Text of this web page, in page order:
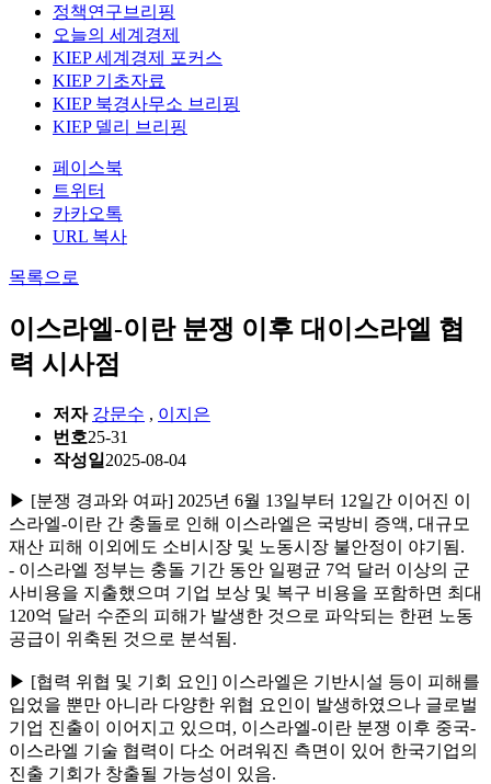
정책연구브리핑
오늘의 세계경제
KIEP 세계경제 포커스
KIEP 기초자료
KIEP 북경사무소 브리핑
KIEP 델리 브리핑
페이스북
트위터
카카오톡
URL 복사
목록으로
이스라엘-이란 분쟁 이후 대이스라엘 협
력 시사점
저자 강문수 , 이지은
번호25-31
작성일 2025-08-04
▶ [분쟁 경과와 여파] 2025년 6월 13일부터 12일간 이어진 이
스라엘-이란 간 충돌로 인해 이스라엘은 국방비 증액, 대규모
재산 피해 이외에도 소비시장 및 노동시장 불안정이 야기됨.
- 이스라엘 정부는 충돌 기간 동안 일평균 7억 달러 이상의 군
사비용을 지출했으며 기업 보상 및 복구 비용을 포함하면 최대
120억 달러 수준의 피해가 발생한 것으로 파악되는 한편 노동
공급이 위축된 것으로 분석됨.
▶ [협력 위협 및 기회 요인] 이스라엘은 기반시설 등이 피해를
입었을 뿐만 아니라 다양한 위협 요인이 발생하였으나 글로벌
기업 진출이 이어지고 있으며, 이스라엘-이란 분쟁 이후 중국-
이스라엘 기술 협력이 다소 어려워진 측면이 있어 한국기업의
진출 기회가 창출될 가능성이 있음.